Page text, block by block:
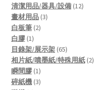
products
清潔用品/器具/設備 1212
畫材用品 33
白板筆 22
白膠 11
product
目錄架/展示架 6565
products
相片紙/噴墨紙/特殊用紙 22
瞬間膠 11
product
碎紙機 33